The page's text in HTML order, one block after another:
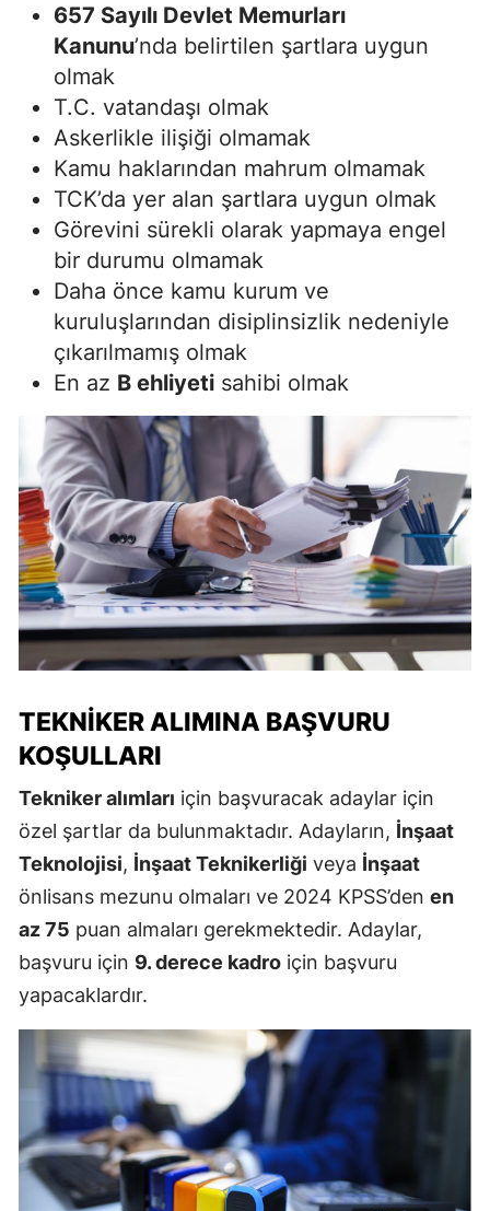
657 Sayılı Devlet Memurları
Kanunu’nda belirtilen şartlara uygun
olmak
T.C. vatandaşı olmak
Askerlikle ilişiği olmamak
Kamu haklarından mahrum olmamak
TCK’da yer alan şartlara uygun olmak
Görevini sürekli olarak yapmaya engel
bir durumu olmamak
Daha önce kamu kurum ve
kuruluşlarından disiplinsizlik nedeniyle
çıkarılmamış olmak
En az B ehliyeti sahibi olmak
TEKNIKER ALIMINA BAŞVURU
KOŞULLARI
Tekniker alımları için başvuracak adaylar için
özel şartlar da bulunmaktadır. Adayların, İnşaat
Teknolojisi, İnşaat Teknikerliği veya İnşaat
önlisans mezunu olmaları ve 2024 KPSS’den en
az 75 puan almaları gerekmektedir. Adaylar,
başvuru için 9. derece kadro için başvuru
yapacaklardır.